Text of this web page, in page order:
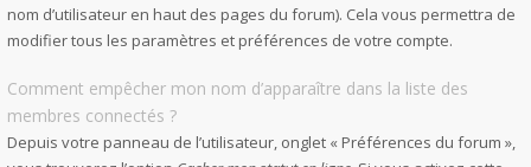
nom d’utilisateur en haut des pages du forum). Cela vous permettra de
modifier tous les paramètres et préférences de votre compte.
Comment empêcher mon nom d’apparaître dans la liste des
membres connectés ?
Depuis votre panneau de l’utilisateur, onglet « Préférences du forum »,